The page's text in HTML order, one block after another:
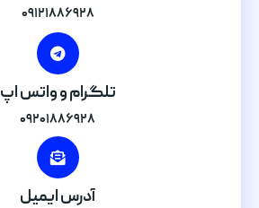
۰۹۱۲۱۸۸۶۹۲۸
تلگرام و واتس اپ
۰۹۲۰۱۸۸۶۹۲۸
آدرس ایمیل